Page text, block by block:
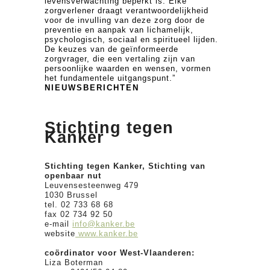
zorgverlener draagt verantwoordelijkheid
voor de invulling van deze zorg door de
preventie en aanpak van lichamelijk,
psychologisch, sociaal en spiritueel lijden.
De keuzes van de geïnformeerde
zorgvrager, die een vertaling zijn van
persoonlijke waarden en wensen, vormen
het fundamentele uitgangspunt.”
NIEUWSBERICHTEN
Stichting tegen
Kanker
Stichting tegen Kanker, Stichting van
openbaar nut
Leuvensesteenweg 479
1030 Brussel
tel. 02 733 68 68
fax 02 734 92 50
e-mail info@kanker.be
website www.kanker.be
coördinator voor West-Vlaanderen:
Liza Boterman